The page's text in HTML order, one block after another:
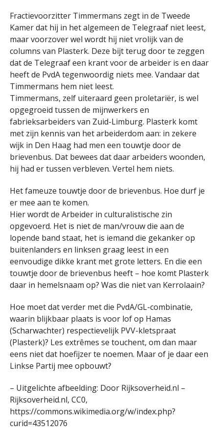
Fractievoorzitter Timmermans zegt in de Tweede
Kamer dat hij in het algemeen de Telegraaf niet leest,
maar voorzover wel wordt hij niet vrolijk van de
columns van Plasterk. Deze bijt terug door te zeggen
dat de Telegraaf een krant voor de arbeider is en daar
heeft de PvdA tegenwoordig niets mee. Vandaar dat
Timmermans hem niet leest.
Timmermans, zelf uiteraard geen proletariër, is wel
opgegroeid tussen de mijnwerkers en
fabrieksarbeiders van Zuid-Limburg. Plasterk komt
met zijn kennis van het arbeiderdom aan: in zekere
wijk in Den Haag had men een touwtje door de
brievenbus. Dat bewees dat daar arbeiders woonden,
hij had er tussen verbleven. Vertel hem niets.
Het fameuze touwtje door de brievenbus. Hoe durf je
er mee aan te komen.
Hier wordt de Arbeider in culturalistische zin
opgevoerd. Het is niet de man/vrouw die aan de
lopende band staat, het is iemand die gekanker op
buitenlanders en linksen graag leest in een
eenvoudige dikke krant met grote letters. En die een
touwtje door de brievenbus heeft – hoe komt Plasterk
daar in hemelsnaam op? Was die niet van Kerrolaain?
Hoe moet dat verder met die PvdA/GL-combinatie,
waarin blijkbaar plaats is voor lof op Hamas
(Scharwachter) respectievelijk PVV-kletspraat
(Plasterk)? Les extrêmes se touchent, om dan maar
eens niet dat hoefijzer te noemen. Maar of je daar een
Linkse Partij mee opbouwt?
– Uitgelichte afbeelding: Door Rijksoverheid.nl –
Rijksoverheid.nl, CC0,
https://commons.wikimedia.org/w/index.php?
curid=43512076